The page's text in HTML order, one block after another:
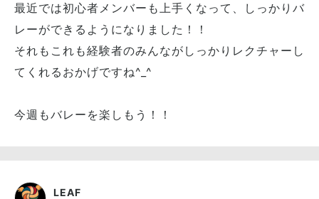
最近では初心者メンバーも上手くなって、しっかりバ
レーができるようになりました！！
それもこれも経験者のみんながしっかりレクチャーし
てくれるおかげですね^_^
今週もバレーを楽しもう！！
LEAF